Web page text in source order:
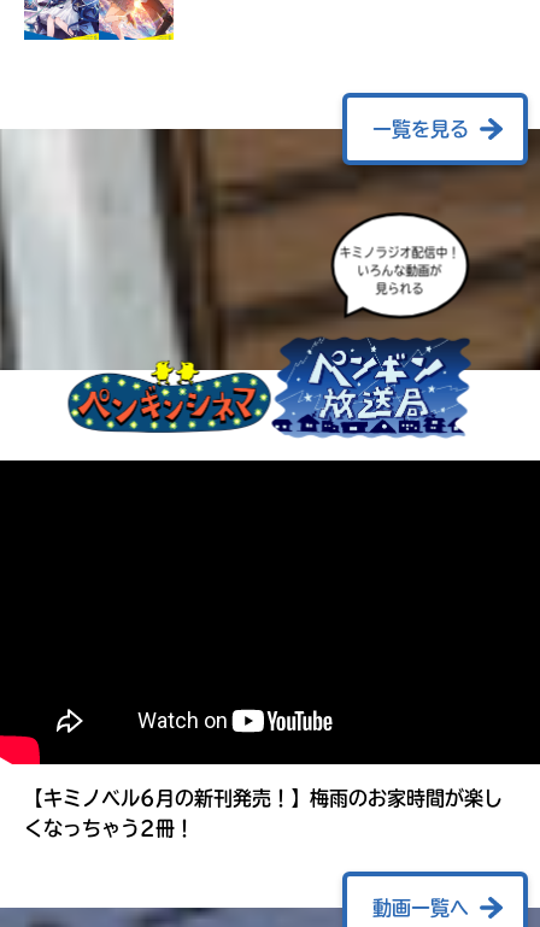
一覧を見る
キミノラジオ配信中！
いろんな動画が
見られる
【キミノベル6月の新刊発売！】梅雨のお家時間が楽し
くなっちゃう2冊！
動画一覧へ
も
度
み
て
ね
る